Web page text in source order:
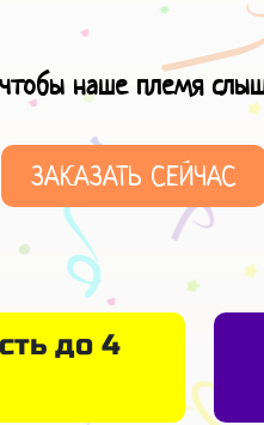
наше племя
ЗАКАЗАТЬ СЕЙЧАС
до 4